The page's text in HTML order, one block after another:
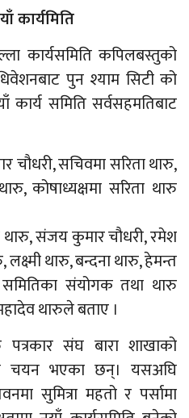
कार्यमिति
कार्यसमिति कपिलबस्तुको
पुन श्याम सिटी को
कार्य समिति सर्वसहमतिबाट
चौधरी, सचिवमा सरिता थारु,
कोषाध्यक्षमा सरिता थारु
संजय कुमार चौधरी, रमेश
थारु, बन्दना थारु, हेमन्त
संयोगक तथा थारु
थारुले बताए ।
पत्रकार संघ बारा शाखाको
चयन भएका छन्। यसअघि
सुमित्रा महतो र पर्सामा